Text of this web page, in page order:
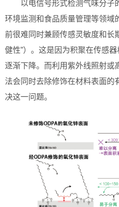
以电信号形式检测气味分子
环境监测和食品质量管理等领域
前很难同时兼顾传感灵敏度和长
健性”）。这是因为积聚在传感
逐渐下降。而利用紫外线照射或
法会同时去除修饰在材料表面的
决这一问题。